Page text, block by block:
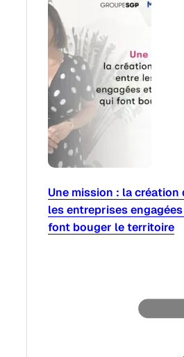
Une mission : la
les entreprises
font bouger le territoire